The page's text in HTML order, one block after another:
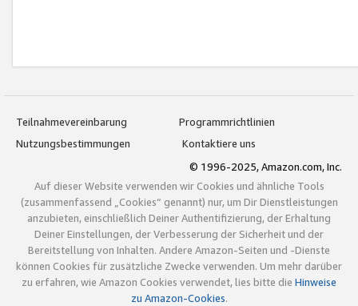
Teilnahmevereinbarung
Programmrichtlinien
Nutzungsbestimmungen
Kontaktiere uns
© 1996-2025, Amazon.com, Inc.
Auf dieser Website verwenden wir Cookies und ähnliche Tools
(zusammenfassend „Cookies“ genannt) nur, um Dir Dienstleistungen
anzubieten, einschließlich Deiner Authentifizierung, der Erhaltung
Deiner Einstellungen, der Verbesserung der Sicherheit und der
Bereitstellung von Inhalten. Andere Amazon-Seiten und -Dienste
können Cookies für zusätzliche Zwecke verwenden. Um mehr darüber
zu erfahren, wie Amazon Cookies verwendet, lies bitte die Hinweise
zu Amazon-Cookies.